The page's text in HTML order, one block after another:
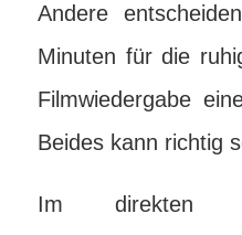
Andere
Minuten für die
Filmwiedergabe
Beides kann richtig
Im direkten